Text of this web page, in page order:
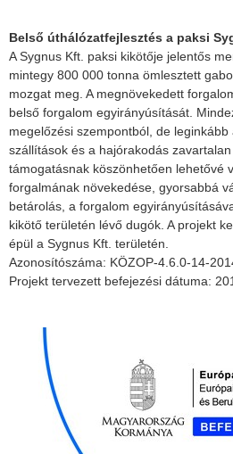
Belső úthálózatfejlesztés a paksi
A Sygnus Kft. paksi kikötője jelentős
mintegy 800 000 tonna ömlesztett
mozgat meg. A megnövekedett
belső forgalom egyirányúsítását.
megelőzési szempontból, de
szállítások és a hajórakodás
támogatásnak köszönhetően lehetővé
forgalmának növekedése, gyorsabbá
betárolás, a forgalom
kikötő területén lévő dugók. A projekt
épül a Sygnus Kft. területén.
Azonosítószáma: KÖZOP-4.6.0-14-
Projekt tervezett befejezési dátuma: